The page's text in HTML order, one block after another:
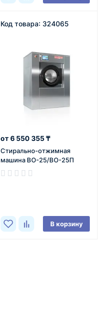
Код товара: 324065
6 550 355 ₸
Cтирально-отжимная
машина ВО-25/ВО-25П
В корзину